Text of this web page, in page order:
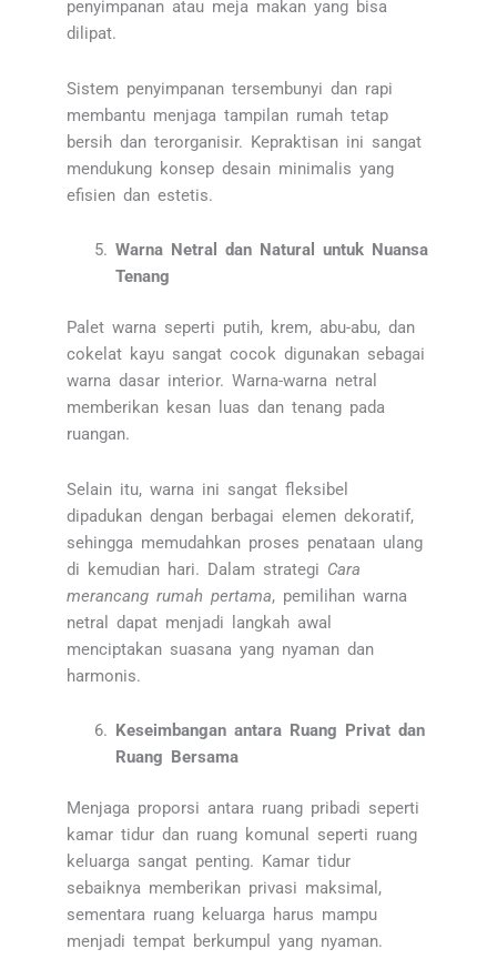
penyimpanan atau meja makan yang bisa
dilipat.
Sistem penyimpanan tersembunyi dan rapi
membantu menjaga tampilan rumah tetap
bersih dan terorganisir. Kepraktisan ini sangat
mendukung konsep desain minimalis yang
efisien dan estetis.
Warna Netral dan Natural untuk Nuansa
Tenang
Palet warna seperti putih, krem, abu-abu, dan
cokelat kayu sangat cocok digunakan sebagai
warna dasar interior. Warna-warna netral
memberikan kesan luas dan tenang pada
ruangan.
Selain itu, warna ini sangat fleksibel
dipadukan dengan berbagai elemen dekoratif,
sehingga memudahkan proses penataan ulang
di kemudian hari. Dalam strategi Cara
merancang rumah pertama, pemilihan warna
netral dapat menjadi langkah awal
menciptakan suasana yang nyaman dan
harmonis.
Keseimbangan antara Ruang Privat dan
Ruang Bersama
Menjaga proporsi antara ruang pribadi seperti
kamar tidur dan ruang komunal seperti ruang
keluarga sangat penting. Kamar tidur
sebaiknya memberikan privasi maksimal,
sementara ruang keluarga harus mampu
menjadi tempat berkumpul yang nyaman.